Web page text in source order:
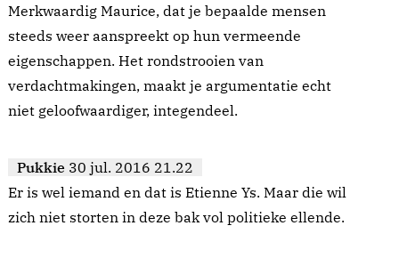
Merkwaardig Maurice, dat je bepaalde mensen
steeds weer aanspreekt op hun vermeende
eigenschappen. Het rondstrooien van
verdachtmakingen, maakt je argumentatie echt
niet geloofwaardiger, integendeel.
Pukkie 30 jul. 2016 21.22
Er is wel iemand en dat is Etienne Ys. Maar die wil
zich niet storten in deze bak vol politieke ellende.